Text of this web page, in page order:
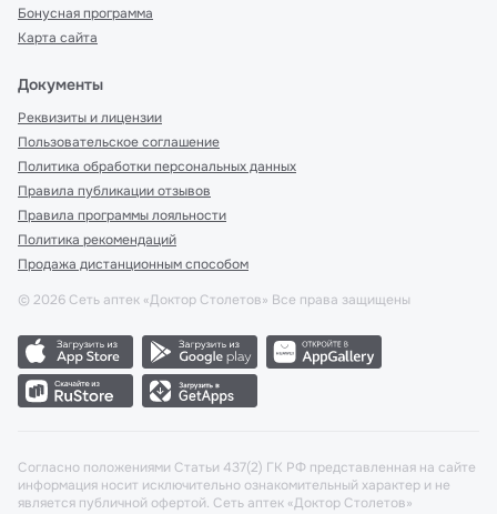
Бонусная программа
Карта сайта
Документы
Реквизиты и лицензии
Пользовательское соглашение
Политика обработки персональных данных
Правила публикации отзывов
Правила программы лояльности
Политика рекомендаций
Продажа дистанционным способом
© 2026 Сеть аптек «Доктор Столетов» Все права защищены
Согласно положениями Статьи 437(2) ГК РФ представленная на сайте
информация носит исключительно ознакомительный характер и не
является публичной офертой. Сеть аптек «Доктор Столетов»